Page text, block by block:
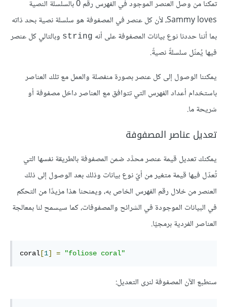
تمكنا من وصل العنصر الموجود في الفهرس رقم 0 بالسلسلة النصية
Sammy loves، لأن كل عنصر في المصفوفة هو سلسلة نصية بحد ذاته
بما أننا حددنا نوع بيانات المصفوفة على أنه string وبالتالي كل عنصر
فيها يُمثّل سلسلةً نصيةً.
يمكننا الوصول إلى كل عنصر بصورة منفصلة والعمل مع تلك العناصر
باستخدام أعداد الفهرس التي تتوافق مع العناصر داخل مصفوفة أو
شريحة ما.
تعديل عناصر المصفوفة
يمكنك تعديل قيمة عنصر محدَّد ضمن المصفوفة بالطريقة نفسها التي
تُعدّل فيها قيمة متغير من أيّ نوع بيانات وذلك بعد الوصول إلى ذلك
العنصر من خلال رقم الفهرس الخاص به، ويمنحنا هذا مزيدًا من التحكم
في البيانات الموجودة في الشرائح والمصفوفات، كما سيسمح لنا بمعالجة
العناصر الفردية برمجيًا.
coral [1] = "foliose coral"
سنطبع الآن المصفوفة لنرى التعديل: